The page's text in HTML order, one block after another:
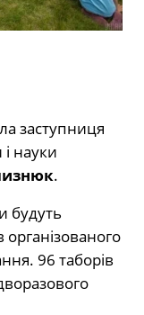
заступниця
науки
.
будуть
96 таборів